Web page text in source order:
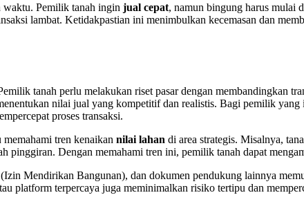
waktu. Pemilik tanah ingin jual cepat, namun bingung harus mulai
lambat. Ketidakpastian ini menimbulkan kecemasan dan
tanah perlu melakukan riset pasar dengan membandingkan
nilai jual yang kompetitif dan realistis. Bagi pemilik yang
proses transaksi.
tren kenaikan nilai lahan di area strategis. Misalnya,
pinggiran. Dengan memahami tren ini, pemilik tanah dapat
Mendirikan Bangunan), dan dokumen pendukung lainnya
platform terpercaya juga meminimalkan risiko tertipu dan